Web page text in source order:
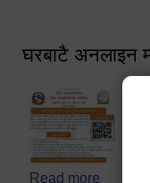
घरबाटै अनलाइन
Read more about